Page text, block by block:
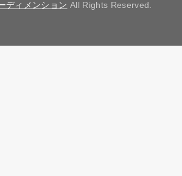
ディメンション All Rights Reserved.